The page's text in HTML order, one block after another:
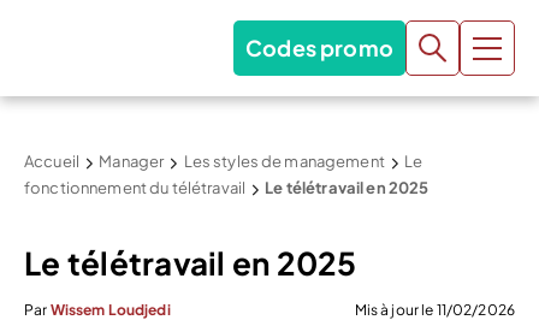
Codes promo
Accueil Manager Les styles de management
Le
fonctionnement du télétravail
Le télétravail en 2025
Le télétravail en 2025
Par Wissem Loudjedi
Mis à jour le 11/02/2026